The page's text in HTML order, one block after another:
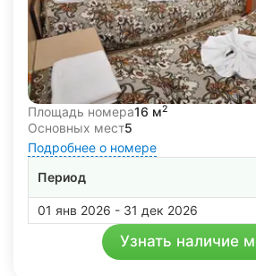
Площадь номера16 м2
Основных мест5
Подробнее о номере
Период
01 янв 2026 - 31 дек 2026
Узнать наличие